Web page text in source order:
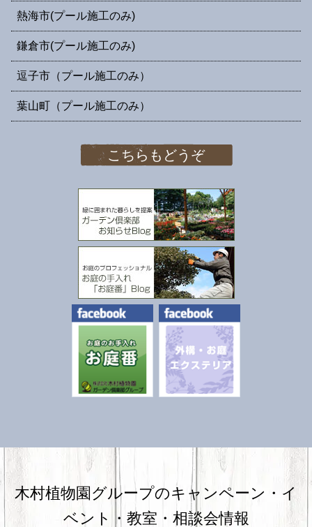
熱海市(プール施工のみ)
鎌倉市(プール施工のみ)
逗子市（プール施工のみ）
葉山町（プール施工のみ）
こちらもどうぞ
木村植物園グループのキャンペーン・ イ
ベント・教室・相談会情報